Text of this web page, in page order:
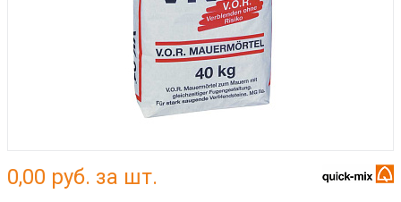
0,00 руб. за шт.